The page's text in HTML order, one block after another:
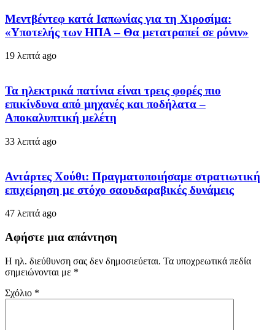
Μεντβέντεφ κατά Ιαπωνίας για τη Χιροσίμα:
«Υποτελής των ΗΠΑ – Θα μετατραπεί σε ρόνιν»
19 λεπτά ago
Τα ηλεκτρικά πατίνια είναι τρεις φορές πιο
επικίνδυνα από μηχανές και ποδήλατα –
Αποκαλυπτική μελέτη
33 λεπτά ago
Αντάρτες Χούθι: Πραγματοποιήσαμε στρατιωτική
επιχείρηση με στόχο σαουδαραβικές δυνάμεις
47 λεπτά ago
Αφήστε μια απάντηση
Η ηλ. διεύθυνση σας δεν δημοσιεύεται. Τα υποχρεωτικά πεδία
σημειώνονται με *
Σχόλιο *